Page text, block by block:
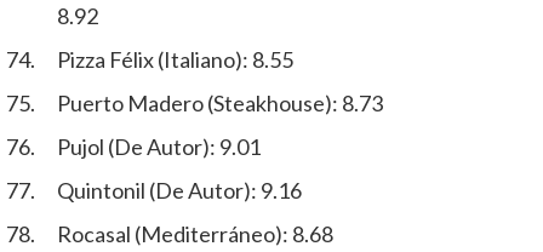
8.92
Pizza Félix (Italiano): 8.55
Puerto Madero (Steakhouse): 8.73
Pujol (De Autor): 9.01
Quintonil (De Autor): 9.16
Rocasal (Mediterráneo): 8.68